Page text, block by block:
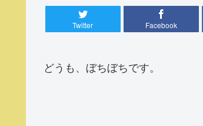
Twitter Facebook
どうも、ぼちぼちです。